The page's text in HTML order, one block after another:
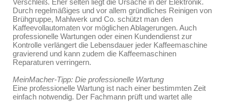
Verschleiß. Eher selten liegt die Ursache in der Elektronik.
Durch regelmäßiges und vor allem gründliches Reinigen von
Brühgruppe, Mahlwerk und Co. schützt man den
Kaffeevollautomaten vor möglichen Ablagerungen. Auch
professionelle Wartungen oder einen Kundendienst zur
Kontrolle verlängert die Lebensdauer jeder Kaffeemaschine
gravierend und kann zudem die Kaffeemaschinen
Reparaturen verringern.
MeinMacher-Tipp: Die professionelle Wartung
Eine professionelle Wartung ist nach einer bestimmten Zeit
einfach notwendig. Der Fachmann prüft und wartet alle